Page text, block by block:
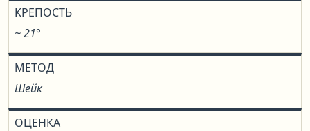
КРЕПОСТЬ
~ 21°
МЕТОД
Шейк
ОЦЕНКА